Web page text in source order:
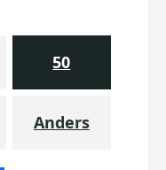
50
Anders